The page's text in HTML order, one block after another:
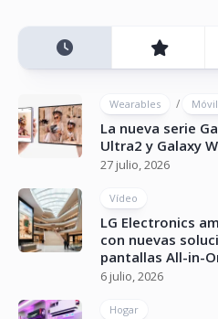
Wearables /
La nueva serie
Ultra2 y Galaxy
27 julio, 2026
Vídeo
LG Electronics
con nuevas
pantallas All-in-
6 julio, 2026
Hogar